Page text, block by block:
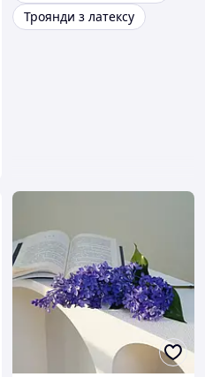
Троянди з латексу